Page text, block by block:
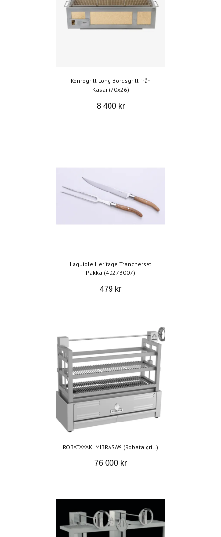
Konrogrill Long Bordsgrill från
Kasai (70x26)
8 400 kr
Laguiole Heritage Trancherset
Pakka (40273007)
479 kr
ROBATAYAKI MIBRASA® (Robata grill)
76 000 kr